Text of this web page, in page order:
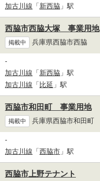
加古川線 「新西脇 」駅
西脇市西脇大塚 事業用地
掲載中 兵庫県西脇市西脇
-
加古川線 「新西脇 」駅
加古川線 「比延 」駅
西脇市和田町 事業用地
掲載中 兵庫県西脇市和田町
-
加古川線 「西脇市 」駅
西脇市上野テナント